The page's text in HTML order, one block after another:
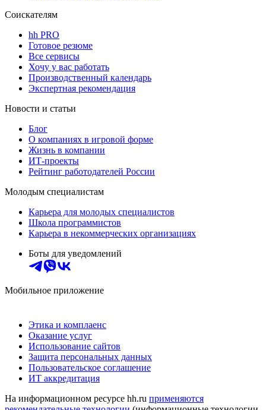
Соискателям
hh PRO
Готовое резюме
Все сервисы
Хочу у вас работать
Производственный календарь
Экспертная рекомендация
Новости и статьи
Блог
О компаниях в игровой форме
Жизнь в компании
ИТ-проекты
Рейтинг работодателей России
Молодым специалистам
Карьера для молодых специалистов
Школа программистов
Карьера в некоммерческих организациях
Боты для уведомлений
Мобильное приложение
Этика и комплаенс
Оказание услуг
Использование сайтов
Защита персональных данных
Пользовательское соглашение
ИТ аккредитация
На информационном ресурсе hh.ru применяются